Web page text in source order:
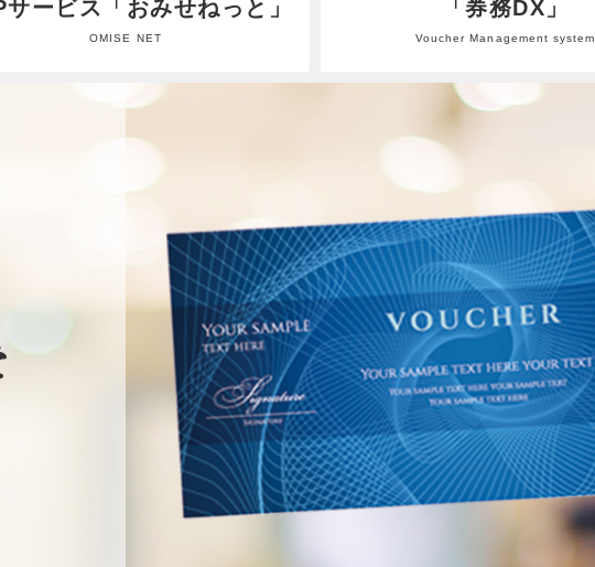
サービス「おみせねっと」
OMISE NET
「券務DX」
Voucher Management system